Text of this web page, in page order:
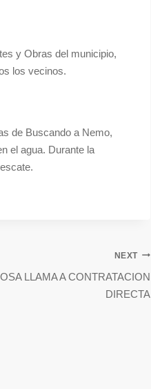
y Obras del municipio,
los vecinos.
de Buscando a Nemo,
el agua. Durante la
NEXT
LLAMA A CONTRATACION
DIRECTA